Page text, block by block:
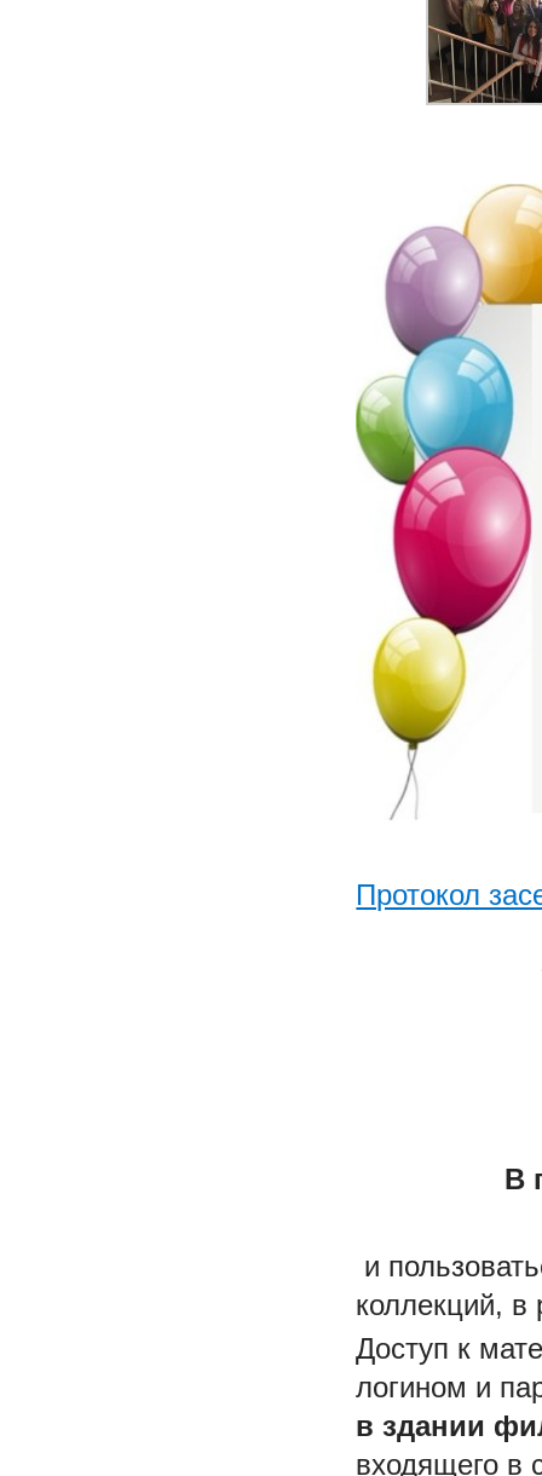
Протокол
В
и
коллекций, в
Доступ к
логином и
в здании
входящего в